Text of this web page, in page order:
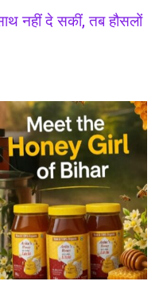
नहीं दे सकीं, तब हौसलों